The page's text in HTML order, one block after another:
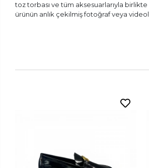
toz torbası ve tüm aksesuarlarıyla
ürünün anlık çekilmiş fotoğraf veya